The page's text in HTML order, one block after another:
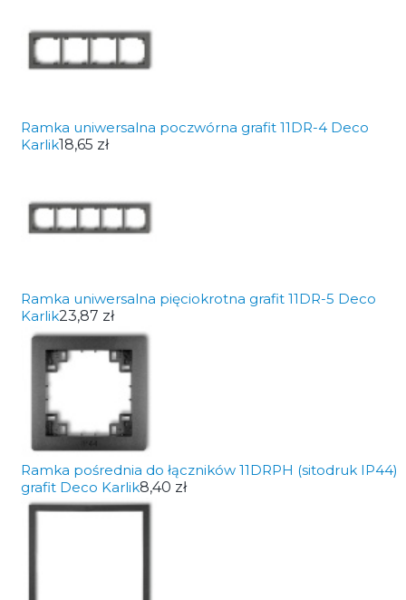
Ramka uniwersalna poczwórna grafit 11DR-4 Deco
Karlik18,65 zł
Ramka uniwersalna pięciokrotna grafit 11DR-5 Deco
Karlik23,87 zł
Ramka pośrednia do łączników 11DRPH (sitodruk IP44)
grafit Deco Karlik8,40 zł